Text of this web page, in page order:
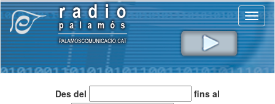
Des del
fins al